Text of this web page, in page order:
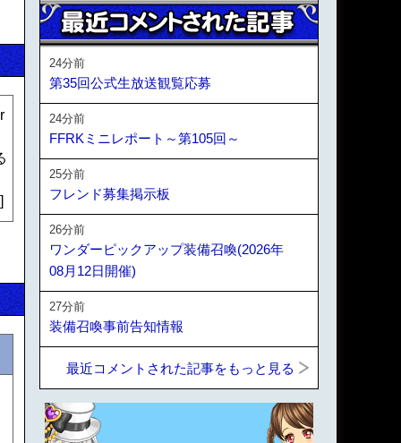
24分前
第35回公式生放送観覧応募
24分前
FFRKミニレポート～第105回～
25分前
フレンド募集掲示板
26分前
ワンダーピックアップ装備召喚(2026年
08月12日開催)
27分前
装備召喚事前告知情報
最近コメントされた記事をもっと見る